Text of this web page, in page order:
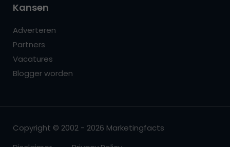
Kansen
Adverteren
Partners
Vacatures
Blogger worden
Copyright © 2002 - 2026 Marketingfacts